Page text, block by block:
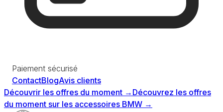
Paiement sécurisé
ContactBlogAvis clients
Découvrir les offres du moment → Découvrez les offres
du moment sur les accessoires BMW →